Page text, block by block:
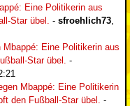
Eine Politikerin aus
Star übel.
- sfroehlich73
Eine Politikerin aus
Star übel.
-
Mbappé: Eine Politikerin
den Fußball-Star übel.
-